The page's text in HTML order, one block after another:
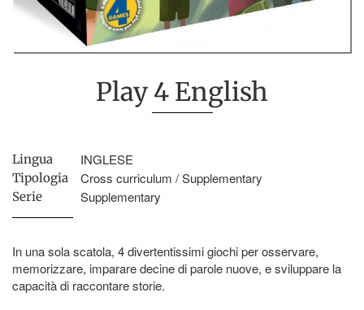
Play 4 English
Lingua INGLESE
Tipologia Cross curriculum / Supplementary
Serie Supplementary
In una sola scatola, 4 divertentissimi giochi per osservare,
memorizzare, imparare decine di parole nuove, e sviluppare la
capacità di raccontare storie.